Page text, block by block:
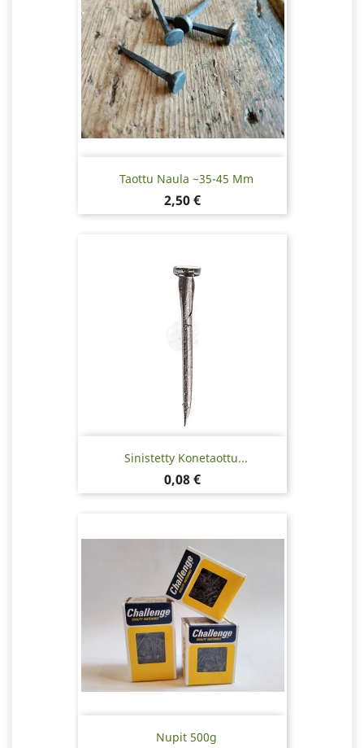
Taottu Naula ~35-45 Mm
Hinta
2,50 €
Sinistetty Konetaottu...
Hinta
0,08 €
Nupit 500g